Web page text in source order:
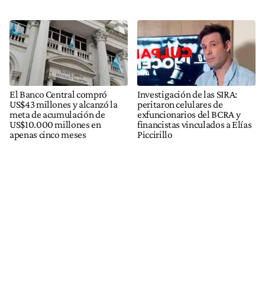
El Banco Central compró
US$43 millones y alcanzó la
meta de acumulación de
US$10.000 millones en
apenas cinco meses
Investigación de las SIRA:
peritaron celulares de
exfuncionarios del BCRA y
financistas vinculados a Elías
Piccirillo